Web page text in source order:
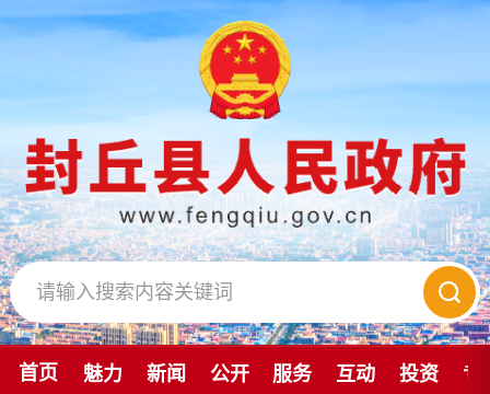
首页 魅力 新闻 公开 服务 互动 投资 专